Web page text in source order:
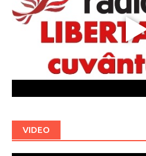
VIDEO